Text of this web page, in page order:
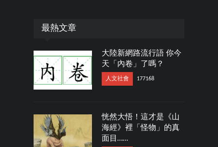
最熱文章
大陸新網路流行語 你今
天「內卷」了嗎？
人文社會 177168
恍然大悟！這才是《山
海經》裡「怪物」的真
面目……